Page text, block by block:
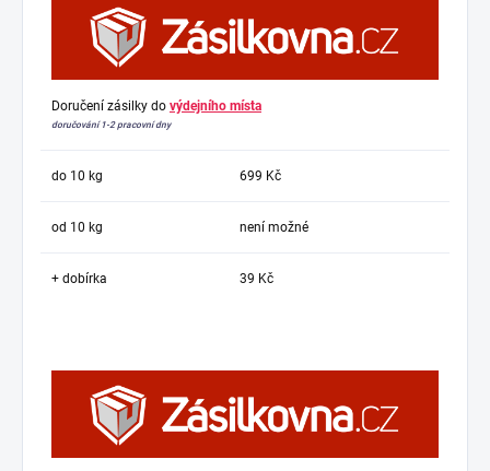
Doručení zásilky do výdejního místa
doručování 1-2 pracovní dny
do 10 kg 699 Kč
od 10 kg není možné
+ dobírka 39 Kč